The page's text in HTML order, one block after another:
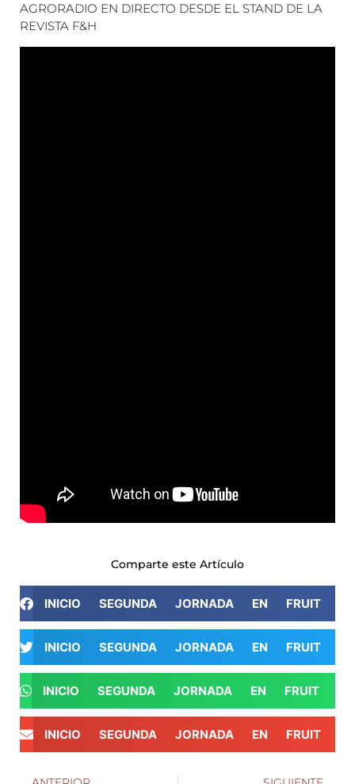
AGRORADIO EN DIRECTO DESDE EL STAND DE LA
REVISTA F&H
Comparte este Artículo
INICIO SEGUNDA JORNADA EN FRUIT
INICIO SEGUNDA JORNADA EN FRUIT
INICIO SEGUNDA JORNADA EN FRUIT
INICIO SEGUNDA JORNADA EN FRUIT